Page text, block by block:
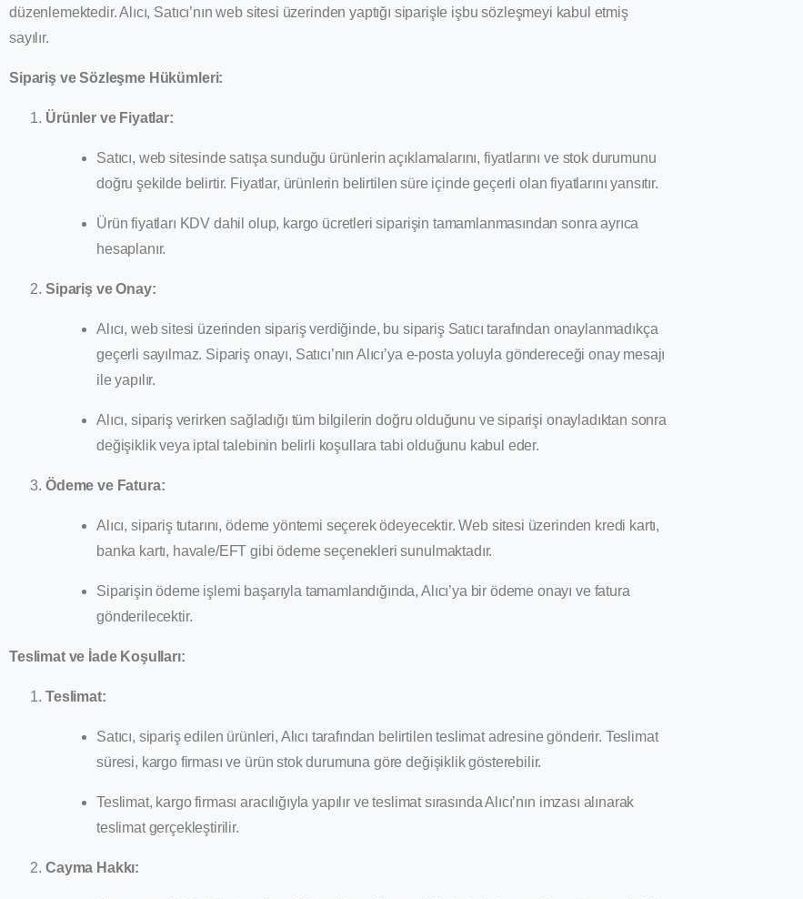
düzenlemektedir. Alıcı, Satıcı’nın web sitesi üzerinden yaptığı siparişle işbu sözleşmeyi kabul etmiş
sayılır.
Sipariş ve Sözleşme Hükümleri:
Ürünler ve Fiyatlar:
Satıcı, web sitesinde satışa sunduğu ürünlerin açıklamalarını, fiyatlarını ve stok durumunu
doğru şekilde belirtir. Fiyatlar, ürünlerin belirtilen süre içinde geçerli olan fiyatlarını yansıtır.
Ürün fiyatları KDV dahil olup, kargo ücretleri siparişin tamamlanmasından sonra ayrıca
hesaplanır.
Sipariş ve Onay:
Alıcı, web sitesi üzerinden sipariş verdiğinde, bu sipariş Satıcı tarafından onaylanmadıkça
geçerli sayılmaz. Sipariş onayı, Satıcı’nın Alıcı’ya e-posta yoluyla göndereceği onay mesajı
ile yapılır.
Alıcı, sipariş verirken sağladığı tüm bilgilerin doğru olduğunu ve siparişi onayladıktan sonra
değişiklik veya iptal talebinin belirli koşullara tabi olduğunu kabul eder.
Ödeme ve Fatura:
Alıcı, sipariş tutarını, ödeme yöntemi seçerek ödeyecektir. Web sitesi üzerinden kredi kartı,
banka kartı, havale/EFT gibi ödeme seçenekleri sunulmaktadır.
Siparişin ödeme işlemi başarıyla tamamlandığında, Alıcı’ya bir ödeme onayı ve fatura
gönderilecektir.
Teslimat ve İade Koşulları:
Teslimat:
Satıcı, sipariş edilen ürünleri, Alıcı tarafından belirtilen teslimat adresine gönderir. Teslimat
süresi, kargo firması ve ürün stok durumuna göre değişiklik gösterebilir.
Teslimat, kargo firması aracılığıyla yapılır ve teslimat sırasında Alıcı’nın imzası alınarak
teslimat gerçekleştirilir.
Cayma Hakkı: